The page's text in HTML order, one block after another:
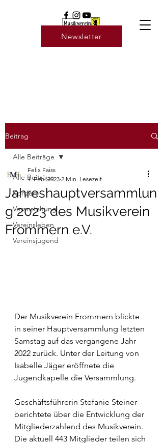
Newsletter
Beitrag
Alle Beiträge
Konzert
Veranstaltung
Vereinsleben
Vereinsjugend
Alle Beiträge
Jahreshauptversammlun
g 2023 des Musikverein
Frommern e.V.
Felix Faiss
1. Feb. 2023 2 Min. Lesezeit
Der Musikverein Frommern blickte
in seiner Hauptversammlung letzten
Samstag auf das vergangene Jahr
2022 zurück. Unter der Leitung von
Isabelle Jäger eröffnete die
Jugendkapelle die Versammlung.
Geschäftsführerin Stefanie Steiner
berichtete über die Entwicklung der
Mitgliederzahlend des Musikverein.
Die aktuell 443 Mitglieder teilen sich